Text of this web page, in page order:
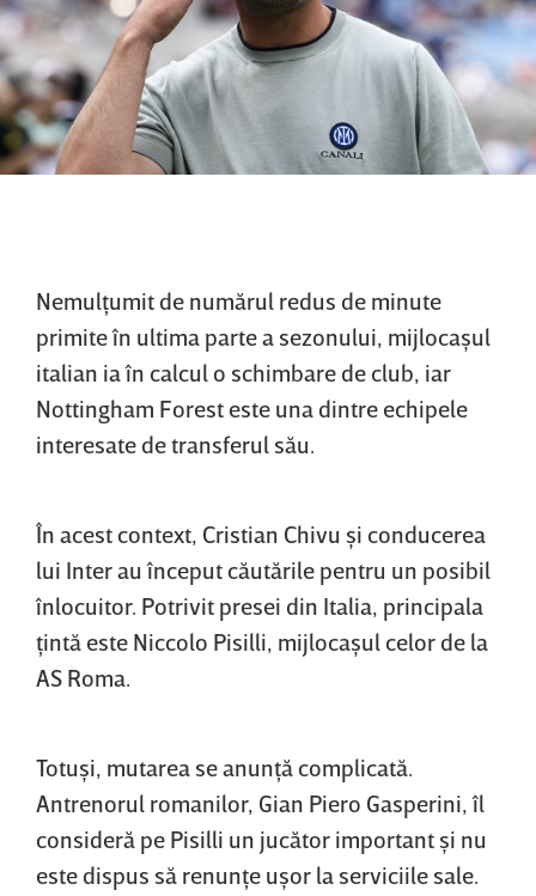
Nemulţumit de numărul redus de minute
primite în ultima parte a sezonului, mijlocaşul
italian ia în calcul o schimbare de club, iar
Nottingham Forest este una dintre echipele
interesate de transferul său.
În acest context, Cristian Chivu şi conducerea
lui Inter au început căutările pentru un posibil
înlocuitor. Potrivit presei din Italia, principala
ţintă este Niccolo Pisilli, mijlocaşul celor de la
AS Roma.
Totuşi, mutarea se anunţă complicată.
Antrenorul romanilor, Gian Piero Gasperini, îl
consideră pe Pisilli un jucător important şi nu
este dispus să renunţe uşor la serviciile sale.